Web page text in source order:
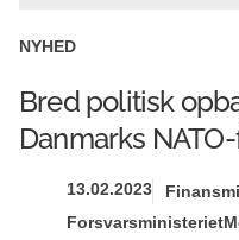
NYHED
Bred politisk
Danmarks
13.02.2023
Forsvarsministeriet